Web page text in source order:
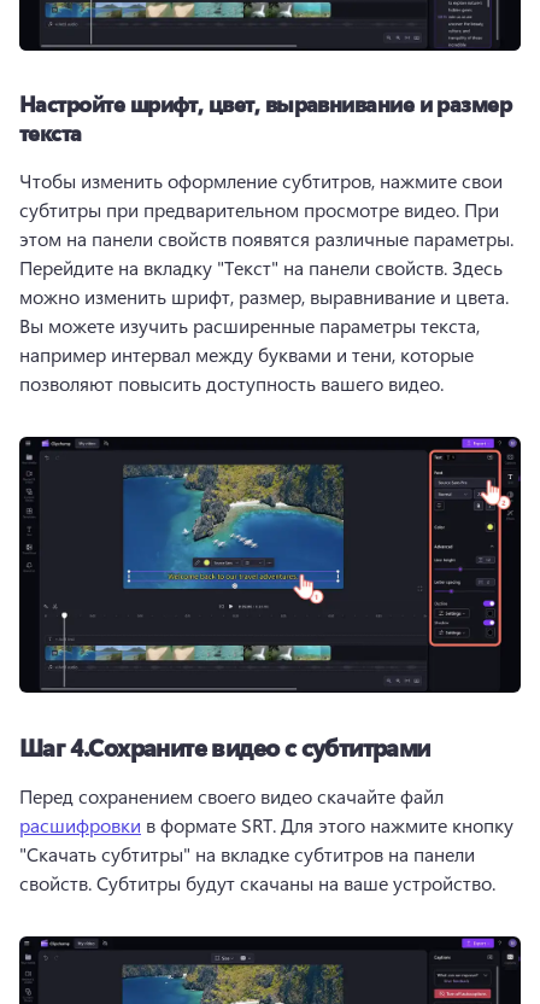
Настройте шрифт, цвет, выравнивание и размер
текста
Чтобы изменить оформление субтитров, нажмите свои
субтитры при предварительном просмотре видео. При
Перейдите на вкладку "Текст" на панели свойств. Здесь
Вы можете изучить расширенные параметры текста,
например интервал между буквами и тени, которые
позволяют повысить доступность вашего видео.
Шаг 4.Сохраните видео с субтитрами
Перед сохранением своего видео скачайте файл
расшифровки в формате SRT. Для этого нажмите кнопку
"Скачать субтитры" на вкладке субтитров на панели
свойств. Субтитры будут скачаны на ваше устройство.